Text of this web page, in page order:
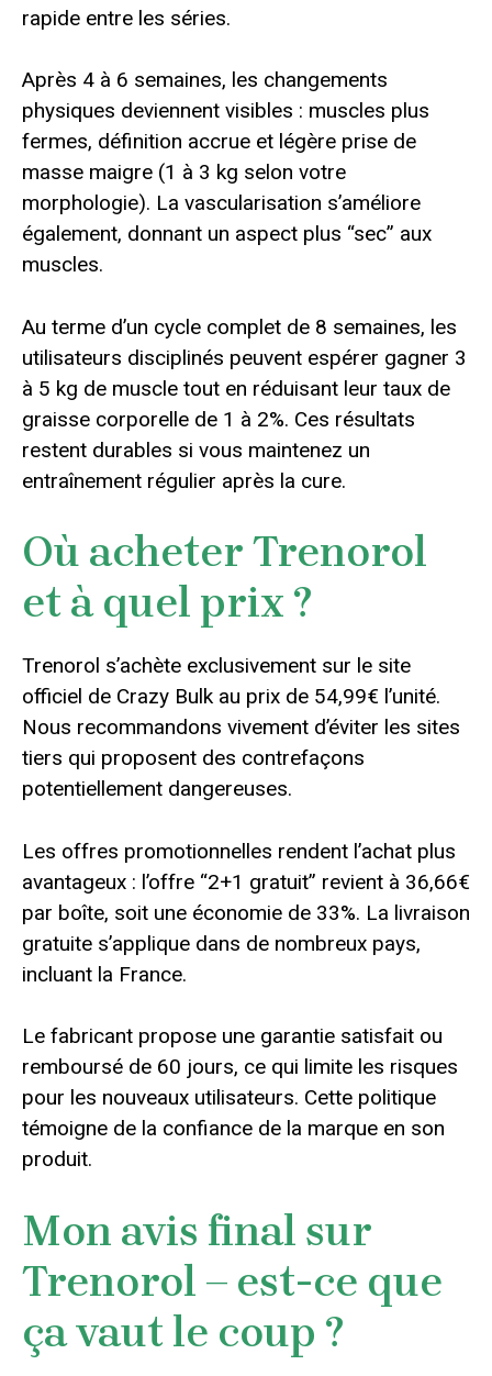
rapide entre les séries.
Après 4 à 6 semaines, les changements
physiques deviennent visibles : muscles plus
fermes, définition accrue et légère prise de
masse maigre (1 à 3 kg selon votre
morphologie). La vascularisation s’améliore
également, donnant un aspect plus “sec” aux
muscles.
Au terme d’un cycle complet de 8 semaines, les
utilisateurs disciplinés peuvent espérer gagner 3
à 5 kg de muscle tout en réduisant leur taux de
graisse corporelle de 1 à 2%. Ces résultats
restent durables si vous maintenez un
entraînement régulier après la cure.
Où acheter Trenorol
et à quel prix ?
Trenorol s’achète exclusivement sur le site
officiel de Crazy Bulk au prix de 54,99€ l’unité.
Nous recommandons vivement d’éviter les sites
tiers qui proposent des contrefaçons
potentiellement dangereuses.
Les offres promotionnelles rendent l’achat plus
avantageux : l’offre “2+1 gratuit” revient à 36,66€
par boîte, soit une économie de 33%. La livraison
gratuite s’applique dans de nombreux pays,
incluant la France.
Le fabricant propose une garantie satisfait ou
remboursé de 60 jours, ce qui limite les risques
pour les nouveaux utilisateurs. Cette politique
témoigne de la confiance de la marque en son
produit.
Mon avis final sur
Trenorol – est-ce que
ça vaut le coup ?